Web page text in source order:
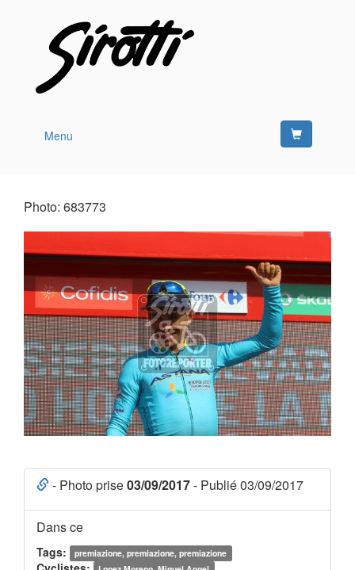
Menu
Photo: 683773
- Photo prise03/09/2017- Publié 03/09/2017
Dans ce
Tags: premiazione, premiazione, premiazione